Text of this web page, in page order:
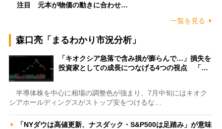
注目 元本が物価の動きに合わせ…
一覧を見る
森口亮「まるわかり市況分析」
「キオクシア急落で含み損が膨らんで…」損失を
投資家としての成長につなげる4つの視点 「…
半導体株を中心に相場の調整色が強まり、7月中旬にはキオク
シアホールディングスがストップ安をつけるな…
「NYダウは高値更新、ナスダック・S&P500は足踏み」が意味